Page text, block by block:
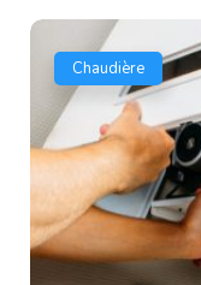
Chaudière